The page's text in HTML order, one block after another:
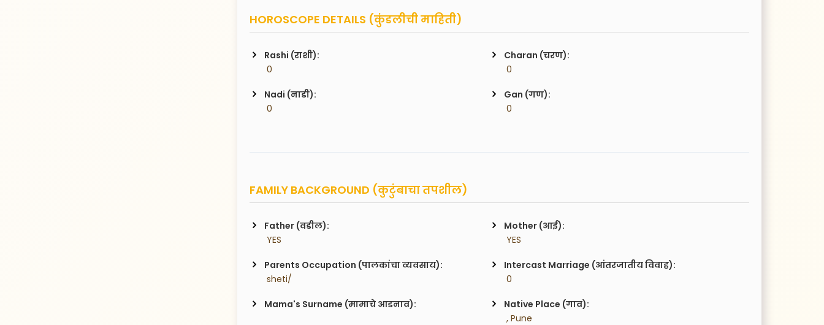
HOROSCOPE DETAILS (कुंडलीची माहिती)
Rashi (राशी):
0
Charan (चरण):
0
Nadi (नाडी):
0
Gan (गण):
0
FAMILY BACKGROUND (कुटुंबाचा तपशील)
Father (वडील):
YES
Mother (आई):
YES
Parents Occupation (पालकांचा व्यवसाय):
sheti/
Intercast Marriage (आंतरजातीय विवाह):
0
Mama's Surname (मामाचे आडनाव):
Native Place (गाव):
, Pune